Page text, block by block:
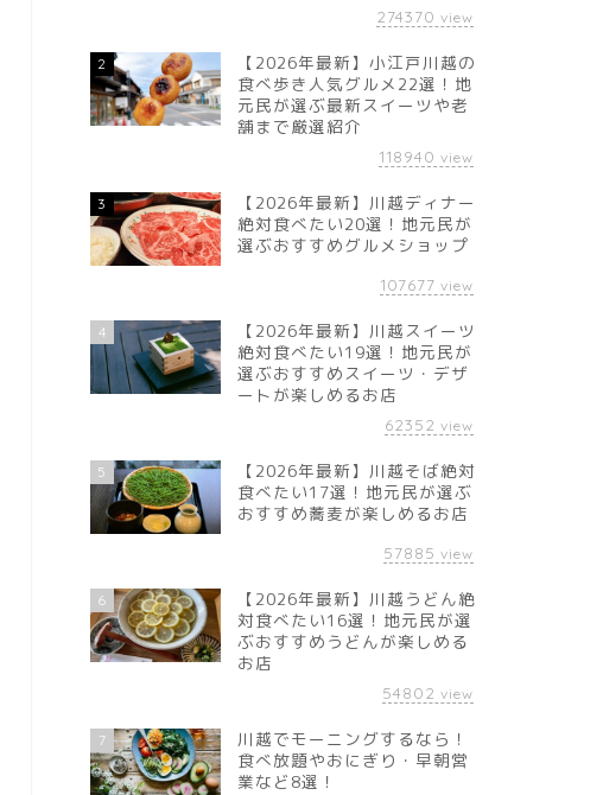
274370 view
2
【2026年最新】小江戸川越の
食べ歩き人気グルメ22選！地
元民が選ぶ最新スイーツや老
舗まで厳選紹介
118940 view
3
【2026年最新】川越ディナー
絶対食べたい20選！地元民が
選ぶおすすめグルメショップ
107677 view
4
【2026年最新】川越スイーツ
絶対食べたい19選！地元民が
選ぶおすすめスイーツ・デザ
ートが楽しめるお店
62352 view
5
【2026年最新】川越そば絶対
食べたい17選！地元民が選ぶ
おすすめ蕎麦が楽しめるお店
57885 view
6
【2026年最新】川越うどん絶
対食べたい16選！地元民が選
ぶおすすめうどんが楽しめる
お店
54802 view
7
川越でモーニングするなら！
食べ放題やおにぎり・早朝営
業など8選！